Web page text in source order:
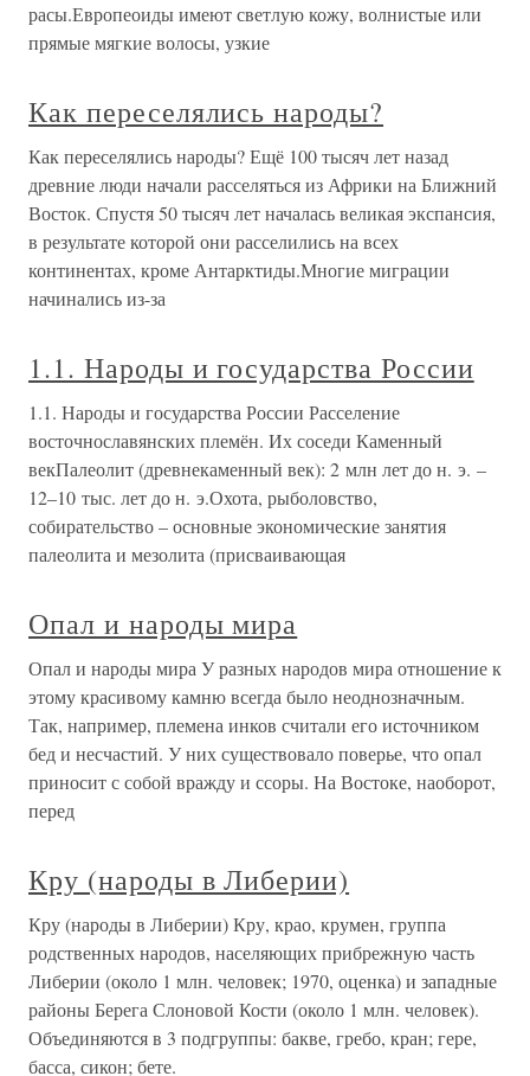
расы.Европеоиды имеют светлую кожу, волнистые или
прямые мягкие волосы, узкие
Как переселялись народы?
Как переселялись народы? Ещё 100 тысяч лет назад
древние люди начали расселяться из Африки на Ближний
Восток. Спустя 50 тысяч лет началась великая экспансия,
в результате которой они расселились на всех
континентах, кроме Антарктиды.Многие миграции
начинались из-за
1.1. Народы и государства России
1.1. Народы и государства России Расселение
восточнославянских племён. Их соседи Каменный
векПалеолит (древнекаменный век): 2 млн лет до н. э. –
12–10 тыс. лет до н. э.Охота, рыболовство,
собирательство – основные экономические занятия
палеолита и мезолита (присваивающая
Опал и народы мира
Опал и народы мира У разных народов мира отношение к
этому красивому камню всегда было неоднозначным.
Так, например, племена инков считали его источником
бед и несчастий. У них существовало поверье, что опал
приносит с собой вражду и ссоры. На Востоке, наоборот,
перед
Кру (народы в Либерии)
Кру (народы в Либерии) Кру, крао, крумен, группа
родственных народов, населяющих прибрежную часть
Либерии (около 1 млн. человек; 1970, оценка) и западные
районы Берега Слоновой Кости (около 1 млн. человек).
Объединяются в 3 подгруппы: бакве, гребо, кран; гере,
басса, сикон; бете.